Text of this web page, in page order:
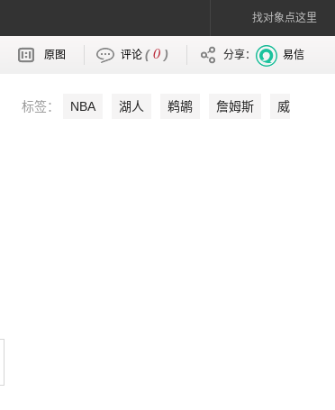
找对象点这里
原图 评论 (0 ) 分享： 易信
标签： NBA 湖人 鹈鹕 詹姆斯
威